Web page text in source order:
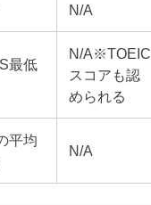
N/A
最低
N/A※TOEIC
スコアも認
められる
平均
N/A